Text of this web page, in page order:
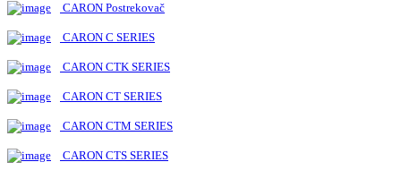
CARON Postrekovač
CARON C SERIES
CARON CTK SERIES
CARON CT SERIES
CARON CTM SERIES
CARON CTS SERIES